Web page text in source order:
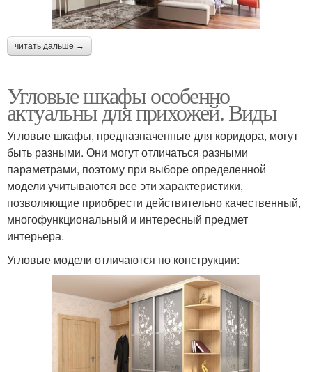
читать дальше →
Угловые шкафы особенно
актуальны для прихожей. Виды
Угловые шкафы, предназначенные для коридора, могут
быть разными. Они могут отличаться разными
параметрами, поэтому при выборе определенной
модели учитываются все эти характеристики,
позволяющие приобрести действительно качественный,
многофункциональный и интересный предмет
интерьера.
Угловые модели отличаются по конструкции: